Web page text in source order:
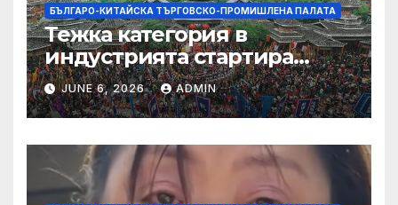
БЪЛГАРО-КИТАЙСКА ТЪРГОВСКО-ПРОМИШЛЕНА ПАЛАТА
Тежка категория в
индустрията стартира
алианс за космическа
слънчева енергия
JUNE 6, 2026 ADMIN